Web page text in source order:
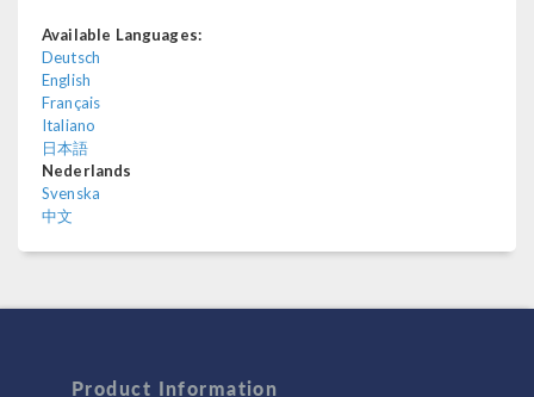
Available Languages:
Deutsch
English
Français
Italiano
日本語
Nederlands
Svenska
中文
Product Information